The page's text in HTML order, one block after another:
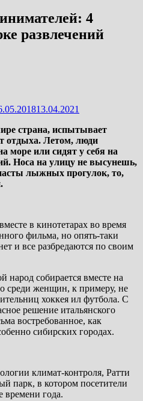
4
развлечений
13.04.2021
страна, испытывает
отдыха. Летом, люди
море или сидят у себя на
Носа на улицу не высунешь,
лыжных прогулок, то,
в кинотетарах во время
фильма, но опять-таки
и все разбредаются по своим
народ собирается вместе на
среди женщин, к примеру, не
хоккея ил футбола. С
решение итальянского
востребованное, как
сибирских городах.
климат-контроля, Ратти
парк, в котором посетители
времени года.